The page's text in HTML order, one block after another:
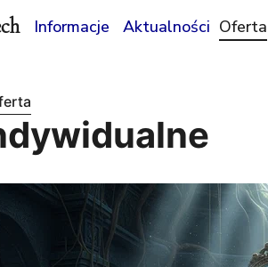
Informacje Aktualności Oferta